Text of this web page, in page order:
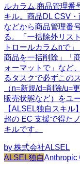
ルカラム,商品管理番
キル。商品DL CSV
などから商品管理番
る。「一括除外リス
トロールカラムnで
商品を一括削除」「
ォーマットで」など
るタスクで必ずこの
（n=新規/d=削除/u=
販売状態など）をユ
【ALSEL独自スキ
超の EC 支援で得た
キルです。
by 株式会社ALSEL
ALSEL独自Anthropic